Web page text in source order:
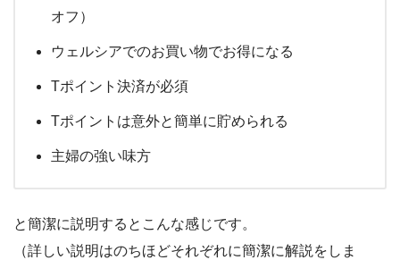
オフ）
ウェルシアでのお買い物でお得になる
Tポイント決済が必須
Tポイントは意外と簡単に貯められる
主婦の強い味方
と簡潔に説明するとこんな感じです。
（詳しい説明はのちほどそれぞれに簡潔に解説をしま